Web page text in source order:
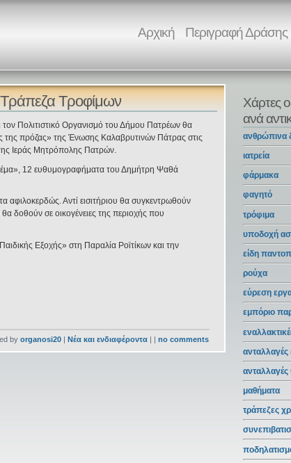
Αρχική Περιγραφή Δράσης
Τροφίμων
Πολιτιστικό Οργανισμό του Δήμου Πατρέων θα
της πρόζας» της Ένωσης Καλαβρυτινών Πάτρας στις
Ιεράς Μητρόπολης Πατρών.
12 ευθυμογραφήματα του Δημήτρη Ψαθά
αφιλοκερδώς. Αντί εισιτήριου θα συγκεντρωθούν
δοθούν σε οικογένειες της περιοχής που
Εξοχής» στη Παραλία Ροϊτίκων και την
byorganosi20 |Νέα και ενδιαφέροντα | |no comments
Χάρτες
ανά
ανθρώπινα
ιατρεία
φάρμακα
φαγητό
τρόφιμα
υποδοχή
είδη
ρούχα
εύρεση
εμπόριο
ανταλλαγές
μαθήματα
τράπεζες